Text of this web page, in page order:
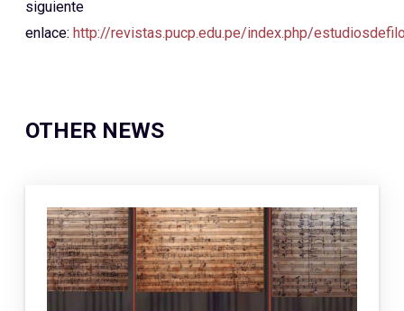
siguiente
enlace: http://revistas.pucp.edu.pe/index.php/
OTHER NEWS